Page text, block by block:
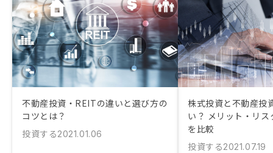
不動産投資・REITの違いと選び方の
コツとは？
投資する2021.01.06
株式投資と不動産投
い？ メリット・リ
を比較
投資する2021.07.19